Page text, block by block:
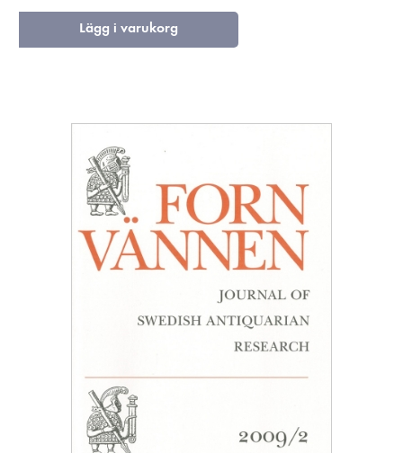
Lägg i varukorg